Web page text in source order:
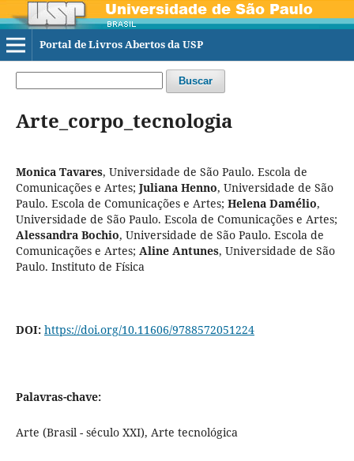
Portal de Livros Abertos da USP
Buscar
Arte_corpo_tecnologia
Monica Tavares, Universidade de São Paulo. Escola de
Comunicações e Artes; Juliana Henno, Universidade de São
Paulo. Escola de Comunicações e Artes; Helena Damélio,
Universidade de São Paulo. Escola de Comunicações e Artes;
Alessandra Bochio, Universidade de São Paulo. Escola de
Comunicações e Artes; Aline Antunes, Universidade de São
Paulo. Instituto de Física
DOI: https://doi.org/10.11606/9788572051224
Palavras-chave:
Arte (Brasil - século XXI), Arte tecnológica